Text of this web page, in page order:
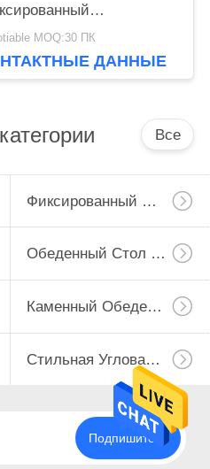
стильные ноги
MOQ:30 ПК
ДАННЫЕ
Все
Фиксированный Обеденный Стол
Обеденный Стол ХПЛ
Каменный Обеденный Стол Взгляда
Стильная Угловая Таблица
Подпишитесь